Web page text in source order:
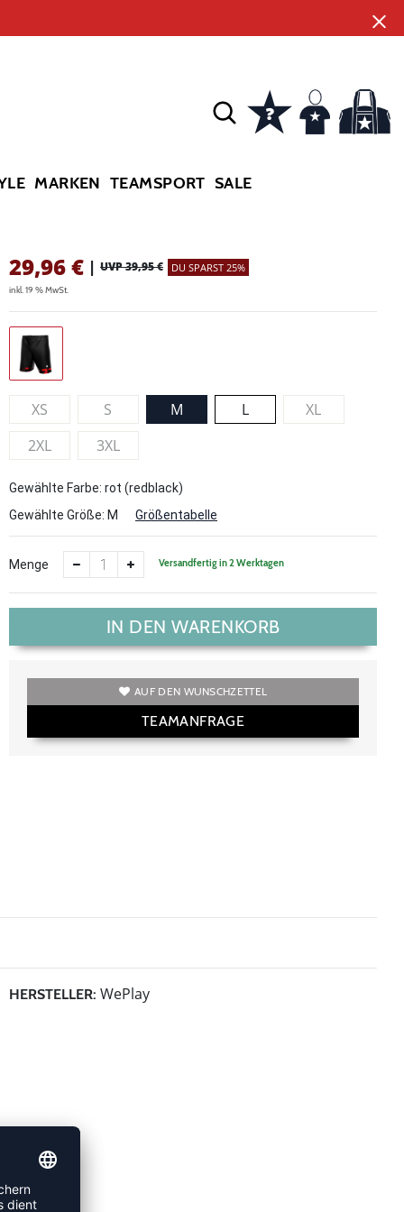
MARKEN TEAMSPORT SALE
29,96€ | UVP 39,95 € DU SPARST 25%
inkl. 19 % MwSt.
XS S M L
XL
2XL
3XL
Gewählte Farbe: rot (redblack)
Gewählte Größe: M Größentabelle
Menge Versandfertig in 2 Werktagen
IN DEN WARENKORB
AUF DEN WUNSCHZETTEL
TEAMANFRAGE
HERSTELLER: WePlay